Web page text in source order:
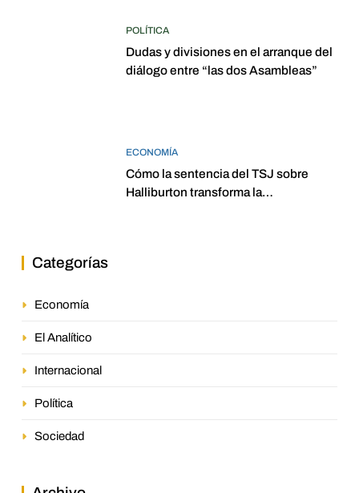
POLÍTICA
Dudas y divisiones en el arranque del
diálogo entre “las dos Asambleas”
ECONOMÍA
Cómo la sentencia del TSJ sobre
Halliburton transforma la
Categorías
Economía
El Analítico
Internacional
Política
Sociedad